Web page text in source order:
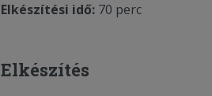
Elkészítési idő: 70 perc
Elkészítés